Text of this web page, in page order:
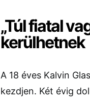
„Túl fiatal
kerülhetnek
A 18 éves Kalvin
kezdjen. Két évig